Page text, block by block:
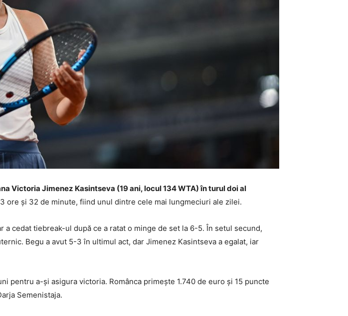
Victoria Jimenez Kasintseva (19 ani, locul 134 WTA) în turul doi al
ore și 32 de minute, fiind unul dintre cele mai lungmeciuri ale zilei.
cedat tiebreak-ul după ce a ratat o minge de set la 6-5. În setul secund,
Begu a avut 5-3 în ultimul act, dar Jimenez Kasintseva a egalat, iar
pentru a-și asigura victoria. Românca primește 1.740 de euro și 15 puncte
Semenistaja.